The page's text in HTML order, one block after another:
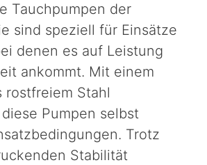
Tauchpumpen der
sind speziell für Einsätze
denen es auf Leistung
ankommt. Mit einem
rostfreiem Stahl
Pumpen selbst
Trotz
Stabilität